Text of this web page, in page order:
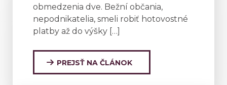
obmedzenia dve. Bežní občania,
nepodnikatelia, smeli robiť hotovostné
platby až do výšky […]
PREJSŤ NA ČLÁNOK